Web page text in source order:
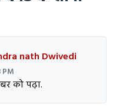
nath Dwivedi
PM
को पढ़ा.